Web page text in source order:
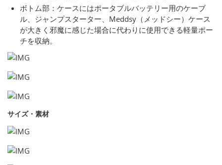
ボトム部：ケースにはポータブルバッテリー用のケーブ
ル、ジャンプスターター、Meddsy（メッドシー）ケース
が大きく邪魔に感じた場合に代わりに使用できる軽量ポー
チを収納。
サイズ・素材